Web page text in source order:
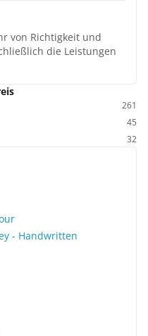
von Richtigkeit und
die Leistungen
261
45
32
- Handwritten